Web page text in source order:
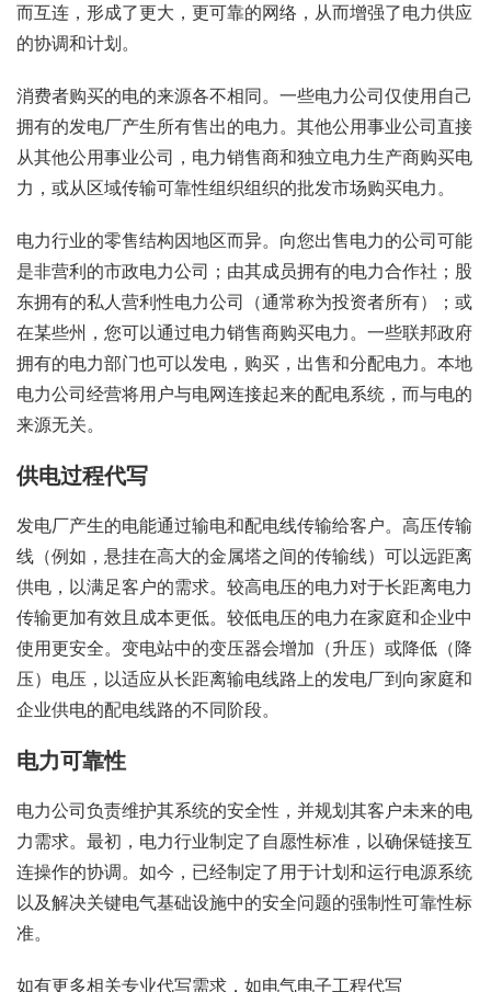
而互连，形成了更大，更可靠的网络，从而增强了电力供应
的协调和计划。
消费者购买的电的来源各不相同。一些电力公司仅使用自己
拥有的发电厂产生所有售出的电力。其他公用事业公司直接
从其他公用事业公司，电力销售商和独立电力生产商购买电
力，或从区域传输可靠性组织组织的批发市场购买电力。
电力行业的零售结构因地区而异。向您出售电力的公司可能
是非营利的市政电力公司；由其成员拥有的电力合作社；股
东拥有的私人营利性电力公司（通常称为投资者所有）；或
在某些州，您可以通过电力销售商购买电力。一些联邦政府
拥有的电力部门也可以发电，购买，出售和分配电力。本地
电力公司经营将用户与电网连接起来的配电系统，而与电的
来源无关。
供电过程代写
发电厂产生的电能通过输电和配电线传输给客户。高压传输
线（例如，悬挂在高大的金属塔之间的传输线）可以远距离
供电，以满足客户的需求。较高电压的电力对于长距离电力
传输更加有效且成本更低。较低电压的电力在家庭和企业中
使用更安全。变电站中的变压器会增加（升压）或降低（降
压）电压，以适应从长距离输电线路上的发电厂到向家庭和
企业供电的配电线路的不同阶段。
电力可靠性
电力公司负责维护其系统的安全性，并规划其客户未来的电
力需求。最初，电力行业制定了自愿性标准，以确保链接互
连操作的协调。如今，已经制定了用于计划和运行电源系统
以及解决关键电气基础设施中的安全问题的强制性可靠性标
准。
如有更多相关专业代写需求，如电气电子工程代写